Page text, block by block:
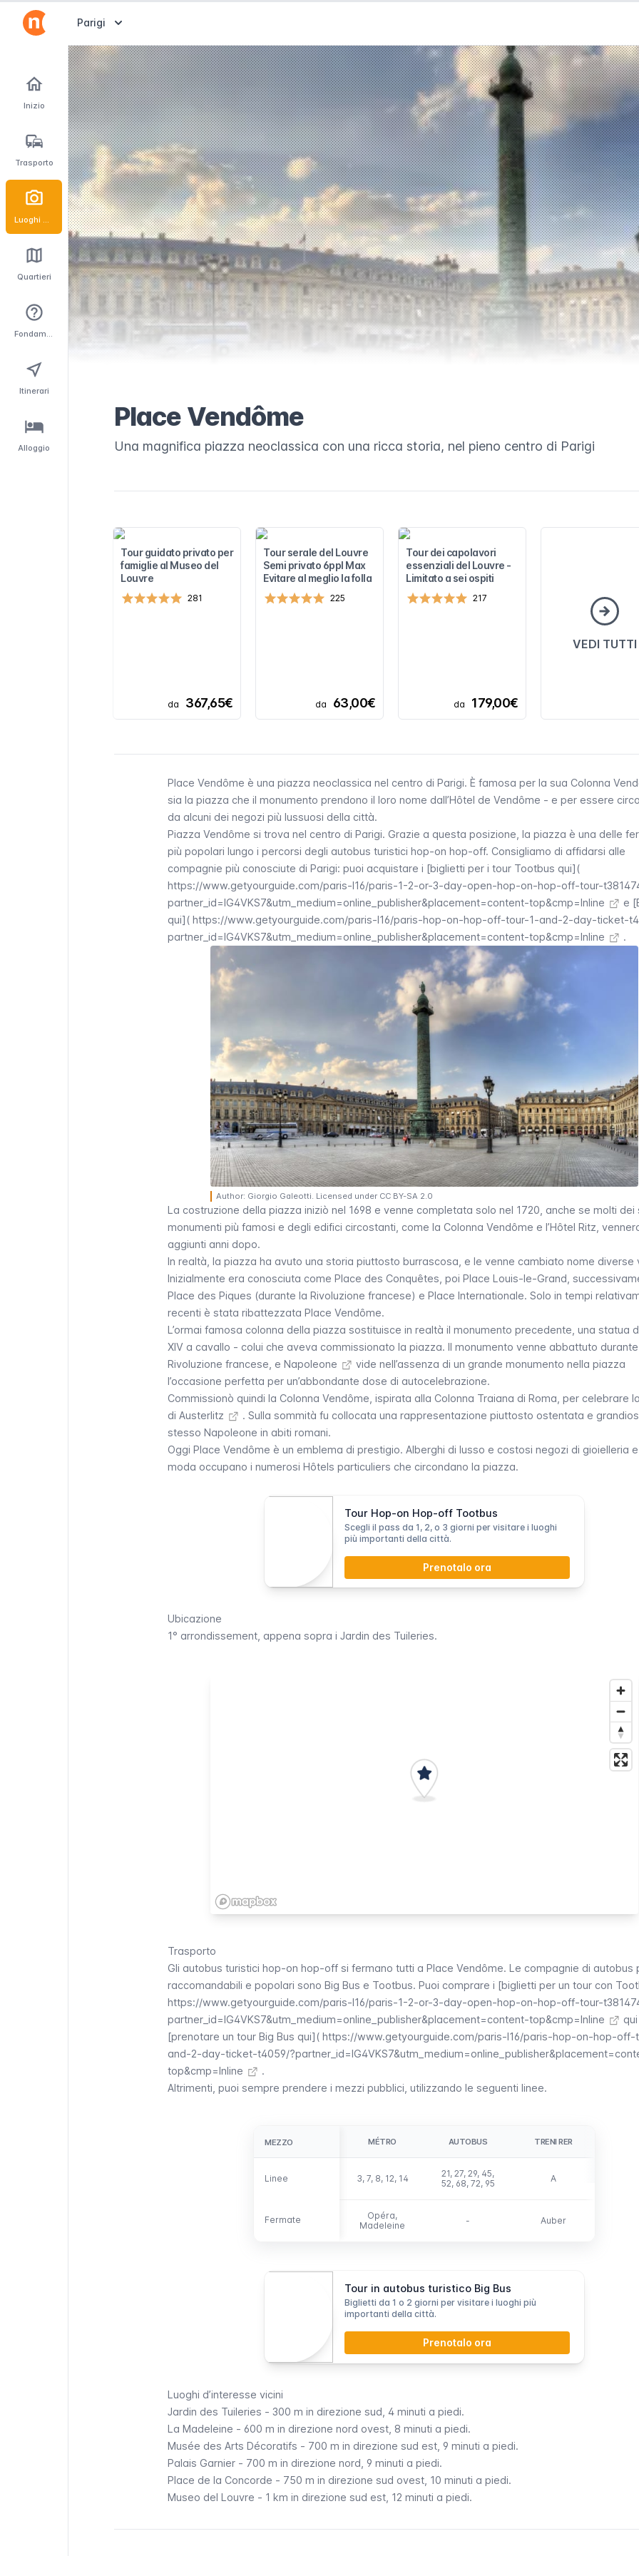
Inizio
Trasporto
Luoghi d'interesse
Quartieri
Fondamentali
Itinerari
Alloggio
Abrir selector de destinos
Parigi
Place Vendôme
Una magnifica piazza neoclassica con una ricca storia, nel pieno centro di Parigi
Tour guidato privato per
famiglie al Museo del
Louvre
281
da 367,65€
Tour serale del Louvre
Semi privato 6ppl Max
Evitare al meglio la folla
225
da 63,00€
Tour dei capolavori
essenziali del Louvre -
Limitato a sei ospiti
217
da 179,00€
VEDI TUTTI
Place Vendôme è una piazza neoclassica nel centro di Parigi. È famosa per la sua Colonna
sia la piazza che il monumento prendono il loro nome dall’Hôtel de Vendôme - e per essere
da alcuni dei negozi più lussuosi della città.
Piazza Vendôme si trova nel centro di Parigi. Grazie a questa posizione, la piazza è una delle
più popolari lungo i percorsi degli autobus turistici hop-on hop-off. Consigliamo di affidarsi alle
compagnie più conosciute di Parigi: puoi acquistare i [biglietti per i tour Tootbus qui](
https://www.getyourguide.com/paris-l16/paris-1-2-or-3-day-open-hop-on-hop-off-tour-
partner_id=IG4VKS7&utm_medium=online_publisher&placement=content-top&cmp=Inline
e
qui]( https://www.getyourguide.com/paris-l16/paris-hop-on-hop-off-tour-1-and-2-day-ticket-
partner_id=IG4VKS7&utm_medium=online_publisher&placement=content-top&cmp=Inline
.
Author: Giorgio Galeotti. Licensed under CC BY-SA 2.0
La costruzione della piazza iniziò nel 1698 e venne completata solo nel 1720, anche se molti dei
monumenti più famosi e degli edifici circostanti, come la Colonna Vendôme e l’Hôtel Ritz ,
aggiunti anni dopo.
In realtà, la piazza ha avuto una storia piuttosto burrascosa, e le venne cambiato nome diverse
Inizialmente era conosciuta come Place des Conquêtes , poi Place Louis-le-Grand ,
Place des Piques (durante la Rivoluzione francese) e Place Internationale. Solo in tempi
recenti è stata ribattezzata Place Vendôme.
L’ormai famosa colonna della piazza sostituisce in realtà il monumento precedente, una statua
XIV a cavallo - colui che aveva commissionato la piazza. Il monumento venne abbattuto
Rivoluzione francese, e Napoleone
vide nell’assenza di un grande monumento nella piazza
l’occasione perfetta per un’abbondante dose di autocelebrazione.
Commissionò quindi la Colonna Vendôme , ispirata alla Colonna Traiana di Roma, per celebrare la
di Austerlitz
. Sulla sommità fu collocata una rappresentazione piuttosto ostentata e
stesso Napoleone in abiti romani.
Oggi Place Vendôme è un emblema di prestigio. Alberghi di lusso e costosi negozi di gioielleria
moda occupano i numerosi Hôtels particuliers che circondano la piazza.
Tour Hop-on Hop-off Tootbus
Scegli il pass da 1, 2, o 3 giorni per visitare i luoghi
più importanti della città.
Prenotalo ora
Ubicazione
1° arrondissement, appena sopra i Jardin des Tuileries.
Trasporto
Gli autobus turistici hop-on hop-off si fermano tutti a Place Vendôme. Le compagnie di autobus
raccomandabili e popolari sono Big Bus e Tootbus. Puoi comprare i [biglietti per un tour con
https://www.getyourguide.com/paris-l16/paris-1-2-or-3-day-open-hop-on-hop-off-tour-
partner_id=IG4VKS7&utm_medium=online_publisher&placement=content-top&cmp=Inline
[prenotare un tour Big Bus qui]( https://www.getyourguide.com/paris-l16/paris-hop-on-hop-off-
and-2-day-ticket-t4059/
top&cmp=Inline
.
Altrimenti, puoi sempre prendere i mezzi pubblici, utilizzando le seguenti linee.
MEZZO
Linee
Fermate
MEZZO MÉTRO AUTOBUS TRENI RER
Linee 3, 7, 8, 12, 14
21, 27, 29, 45,
52, 68, 72, 95
A
Fermate Opéra,
Madeleine
- Auber
Tour in autobus turistico Big Bus
Biglietti da 1 o 2 giorni per visitare i luoghi più
importanti della città.
Prenotalo ora
Luoghi d’interesse vicini
Jardin des Tuileries - 300 m in direzione sud, 4 minuti a piedi.
La Madeleine - 600 m in direzione nord ovest, 8 minuti a piedi.
Musée des Arts Décoratifs - 700 m in direzione sud est, 9 minuti a piedi.
Palais Garnier - 700 m in direzione nord, 9 minuti a piedi.
Place de la Concorde - 750 m in direzione sud ovest, 10 minuti a piedi.
Museo del Louvre - 1 km in direzione sud est, 12 minuti a piedi.